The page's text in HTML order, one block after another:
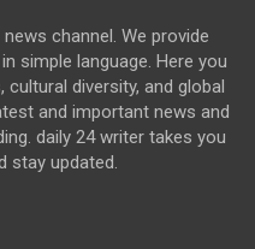
channel. We provide
simple language. Here you
diversity, and global
and important news and
daily 24 writer takes you
stay updated.